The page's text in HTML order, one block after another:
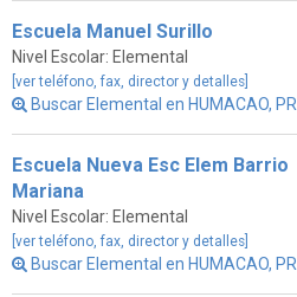
Escuela Manuel Surillo
Nivel Escolar: Elemental
[ver teléfono, fax, director y detalles]
Buscar Elemental en HUMACAO, PR
Escuela Nueva Esc Elem Barrio
Mariana
Nivel Escolar: Elemental
[ver teléfono, fax, director y detalles]
Buscar Elemental en HUMACAO, PR